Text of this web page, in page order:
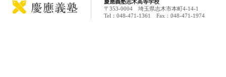
慶應義塾志木高等学校
〒353-0004 埼玉県志木市本町4-14-1
Tel：048-471-1361 Fax：048-471-1974